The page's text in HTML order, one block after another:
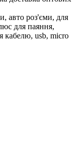
авто роз'єми, для
для паяння,
кабелю, usb, micro